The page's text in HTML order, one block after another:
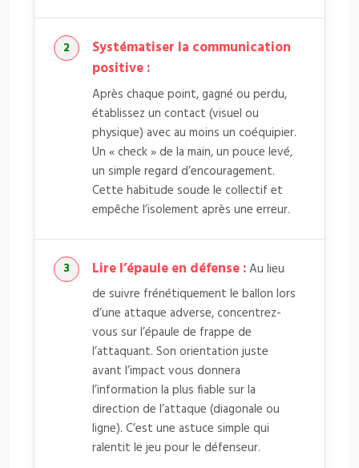
Systématiser la communication
positive :
Après chaque point, gagné ou perdu,
établissez un contact (visuel ou
physique) avec au moins un coéquipier.
Un « check » de la main, un pouce levé,
un simple regard d’encouragement.
Cette habitude soude le collectif et
empêche l’isolement après une erreur.
Lire l’épaule en défense :Au lieu
de suivre frénétiquement le ballon lors
d’une attaque adverse, concentrez-
vous sur l’épaule de frappe de
l’attaquant. Son orientation juste
avant l’impact vous donnera
l’information la plus fiable sur la
direction de l’attaque (diagonale ou
ligne). C’est une astuce simple qui
ralentit le jeu pour le défenseur.